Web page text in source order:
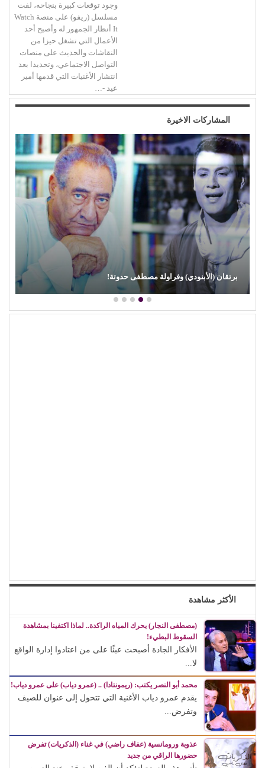
وجود توقعات كبيرة بنجاحه، لفت
مسلسل (ريفو) على منصة Watch
It أنظار الجمهور له وأصبح أحد
الأعمال التي تشغل حيزا من
النقاشات والحديث على منصات
التواصل الاجتماعي، وتحديدا بعد
انتشار الأغنيات التي قدمها أمير
عيد -…
المشاركات الاخيرة
برتقان (الأبنودي) وفراولة مصطفى حدوتة!
الأكثر مشاهدة
(مصطفى النجار) يحرك المياه الراكدة.. لماذا اكتفينا بمشاهدة
السقوط البطيء!
الأفكار الجادة أصبحت عبئًا على من اعتادوا إدارة الواقع
لا...
محمد أبو النصر يكتب: (ريمونتادا) .. (عمرو دياب) على عمرو دياب!
يقدم عمرو دياب الأغنية التي تتحول إلى عنوان للصيف
وتفرض...
عذوبة ورومانسية (عفاف راضي) في غناء (الذكريات) تفرض
حضورها الراقي من جديد